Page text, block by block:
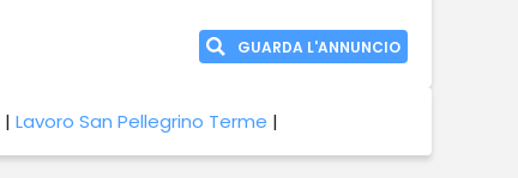
GUARDA L'ANNUNCIO
| Lavoro San Pellegrino Terme |